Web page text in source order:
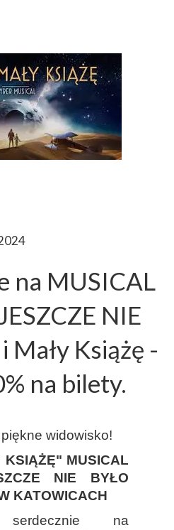
na MUSICAL
NIE
Mały Książę -
na bilety.
widowisko!
MUSICAL
NIE BYŁO
KATOWICACH
serdecznie na